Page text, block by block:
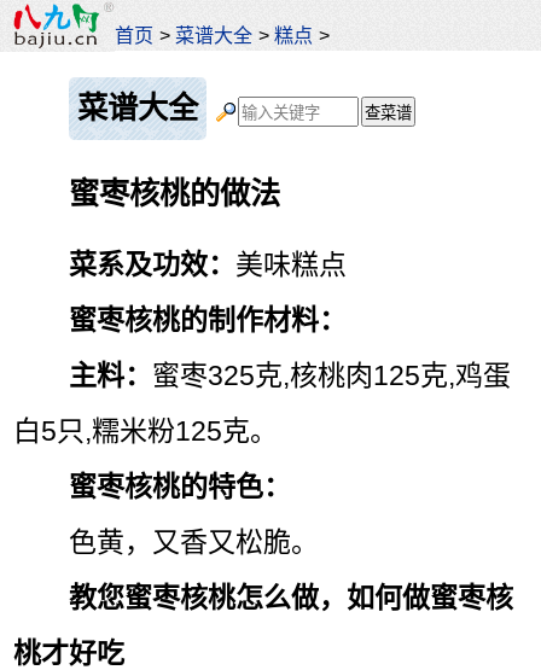
首页 > 菜谱大全 >糕点 >
菜谱大全
蜜枣核桃的做法
菜系及功效： 美味糕点
蜜枣核桃的制作材料：
主料： 蜜枣325克,核桃肉125克,鸡蛋
白5只,糯米粉125克。
蜜枣核桃的特色：
色黄，又香又松脆。
教您蜜枣核桃怎么做，如何做蜜枣核
桃才好吃